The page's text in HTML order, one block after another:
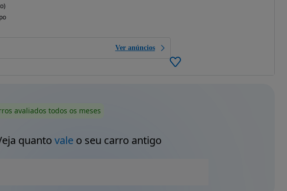
Ver anúncios
avaliados todos os meses
quanto valeo seu carro antigo